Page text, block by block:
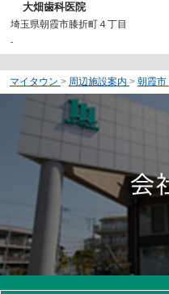
大畑歯科医院
埼玉県朝霞市膝折町４丁目
-
マイタウン > 周辺施設案内 > 朝霞市